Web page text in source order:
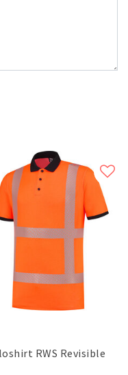
RWS Revisible